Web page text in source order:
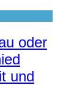
oder
und